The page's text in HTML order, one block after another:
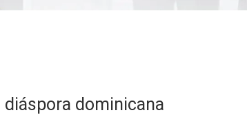
dominicana